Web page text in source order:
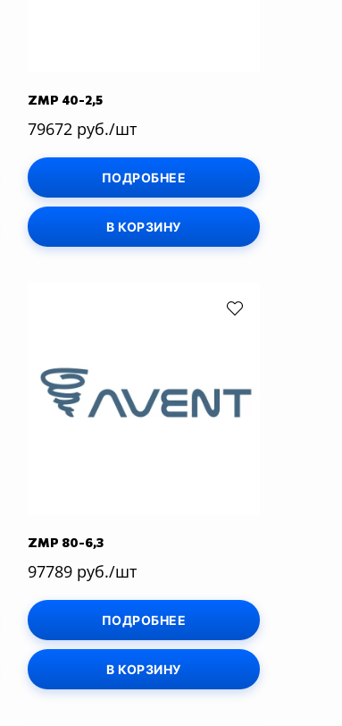
ZMP 40-2,5
79672 руб./шт
ПОДРОБНЕЕ
В КОРЗИНУ
ZMP 80-6,3
97789 руб./шт
ПОДРОБНЕЕ
В КОРЗИНУ